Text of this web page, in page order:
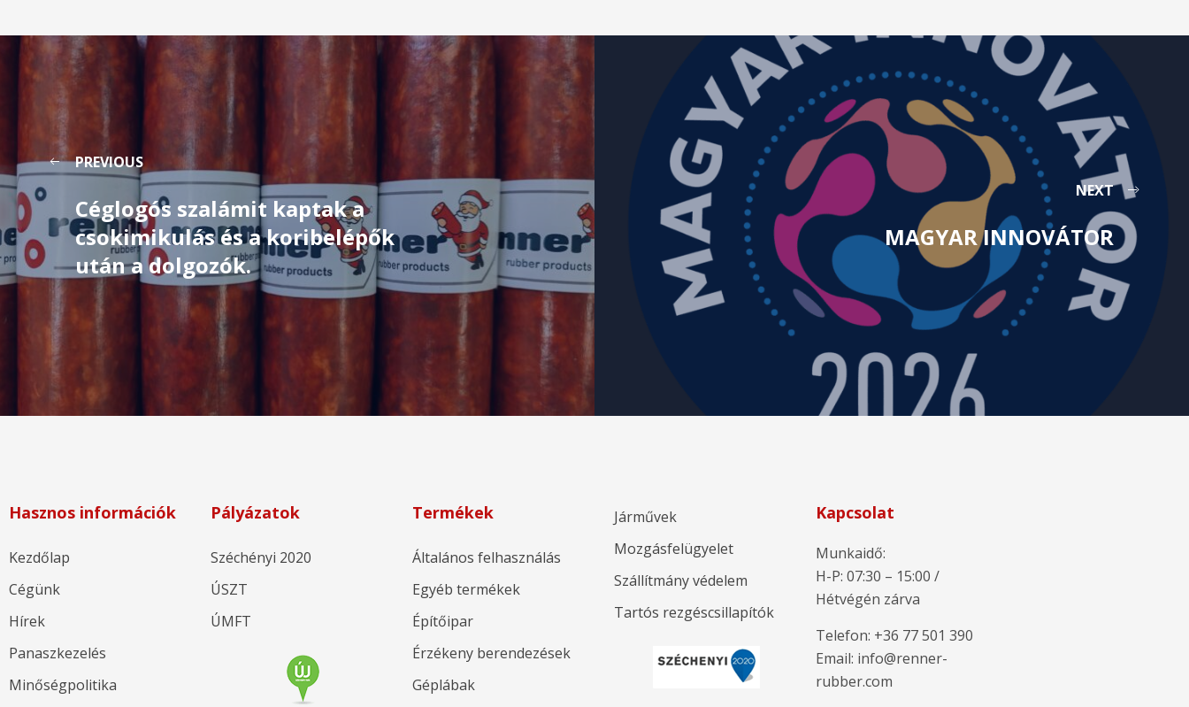
PREVIOUS
Céglogós szalámit kaptak a
csokimikulás és a koribelépők
után a dolgozók.
NEXT
MAGYAR INNOVÁTOR
Hasznos információk
Kezdőlap
Cégünk
Hírek
Panaszkezelés
Minőségpolitika
Pályázatok
Széchényi 2020
ÚSZT
ÚMFT
Termékek
Általános felhasználás
Egyéb termékek
Építőipar
Érzékeny berendezések
Géplábak
Járművek
Mozgásfelügyelet
Szállítmány védelem
Tartós rezgéscsillapítók
Kapcsolat
Munkaidő:
H-P: 07:30 – 15:00 /
Hétvégén zárva
Telefon: +36 77 501 390
Email: info@renner-
rubber.com